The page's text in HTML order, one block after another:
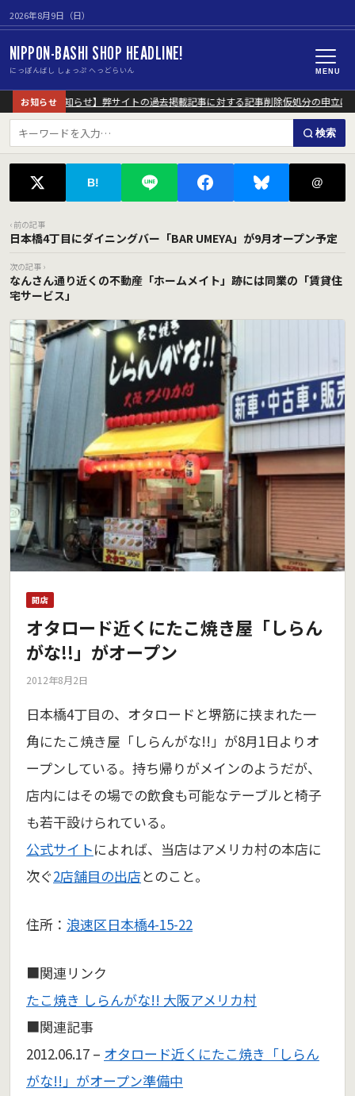
2026年8月9日（日）
NIPPON-BASHI SHOP HEADLINE!
にっぽんばし しょっぷ へっどらいん MENU
お知らせ
【重要なお知らせ】弊サイトの過去掲載記事に対する記事削除仮処分の申立につ
検索
B! @
‹ 前の記事
日本橋4丁目にダイニングバー「BAR UMEYA」が9月オープン予定
次の記事 ›
なんさん通り近くの不動産「ホームメイト」跡には同業の「賃貸住
宅サービス」
開店
オタロード近くにたこ焼き屋「しらん
がな!!」がオープン
2012年8月2日
日本橋4丁目の、オタロードと堺筋に挟まれた一
角にたこ焼き屋「しらんがな!!」が8月1日よりオ
ープンしている。持ち帰りがメインのようだが、
店内にはその場での飲食も可能なテーブルと椅子
も若干設けられている。
公式サイトによれば、当店はアメリカ村の本店に
次ぐ2店舗目の出店とのこと。
住所： 浪速区日本橋4-15-22
■関連リンク
たこ焼き しらんがな!! 大阪アメリカ村
■関連記事
2012.06.17 – オタロード近くにたこ焼き「しらん
がな!!」がオープン準備中